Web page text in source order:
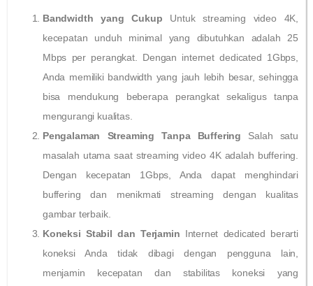
Bandwidth yang Cukup Untuk streaming video 4K,
kecepatan unduh minimal yang dibutuhkan adalah 25
Mbps per perangkat. Dengan internet dedicated 1Gbps,
Anda memiliki bandwidth yang jauh lebih besar, sehingga
bisa mendukung beberapa perangkat sekaligus tanpa
mengurangi kualitas.
Pengalaman Streaming Tanpa Buffering Salah satu
masalah utama saat streaming video 4K adalah buffering.
Dengan kecepatan 1Gbps, Anda dapat menghindari
buffering dan menikmati streaming dengan kualitas
gambar terbaik.
Koneksi Stabil dan Terjamin Internet dedicated berarti
koneksi Anda tidak dibagi dengan pengguna lain,
menjamin kecepatan dan stabilitas koneksi yang